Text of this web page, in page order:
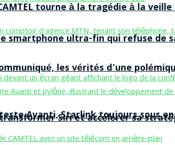
le smartphone ultra-fin qui refuse
transformer Siri et accélérer sa
tourne à la tragédie à la
les vérités d’une
Avanti, Starlink toujours sous